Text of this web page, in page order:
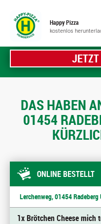
Happy Pizza
kostenlos
DAS HABEN
01454
ONLINE BESTELLT
Lerchenweg, 01454 Radeberg
1x Brötchen Cheese mich